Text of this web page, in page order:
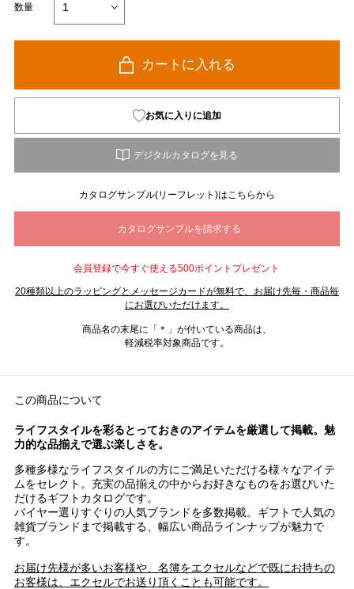
数量
カートに入れる
お気に入りに追加
カタログサンプル(リーフレット)はこちらから
会員登録で今すぐ使える500ポイントプレゼント
20種類以上のラッピングとメッセージカードが無料で、お届け先毎・商品毎
にお選びいただけます。
商品名の末尾に「＊」が付いている商品は、
軽減税率対象商品です。
この商品について
ライフスタイルを彩るとっておきのアイテムを厳選して掲載。魅
力的な品揃えで選ぶ楽しさを。
多種多様なライフスタイルの方にご満足いただける様々なアイテ
ムをセレクト。充実の品揃えの中からお好きなものをお選びいた
だけるギフトカタログです。
バイヤー選りすぐりの人気ブランドを多数掲載。ギフトで人気の
雑貨ブランドまで掲載する、幅広い商品ラインナップが魅力で
す。
お届け先様が多いお客様や、名簿をエクセルなどで既にお持ちの
お客様は、エクセルでお送り頂くことも可能です。